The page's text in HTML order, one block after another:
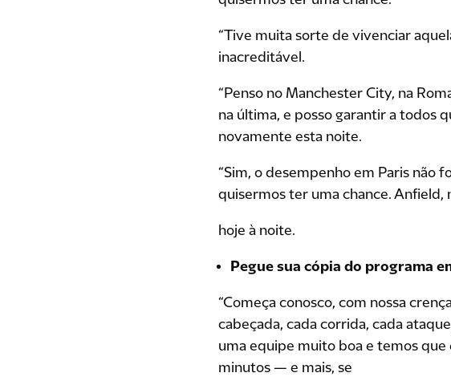
“Tive muita sorte de vivenciar
inacreditável.
“Penso no Manchester City, na
na última, e posso garantir a todos
novamente esta noite.
“Sim, o desempenho em Paris não
quisermos ter uma chance.
hoje à noite.
Pegue sua cópia do programa
“Começa conosco, com nossa
cabeçada, cada corrida, cada
uma equipe muito boa e temos
minutos — e mais, se